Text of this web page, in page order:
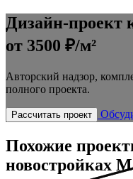
Дизайн-проект
от 3500 ₽/м²
Авторский надзор,
полного проекта.
Рассчитать проект
Похожие
новостройках